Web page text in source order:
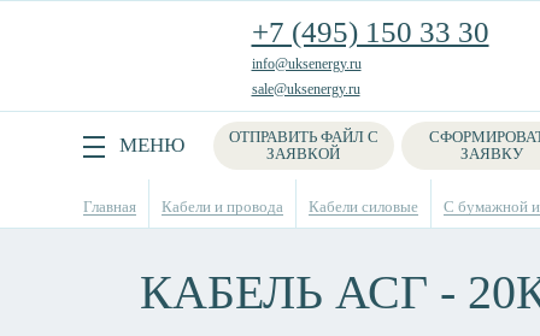
+7 (495) 150 33 30
info@uksenergy.ru
sale@uksenergy.ru
МЕНЮ
ОТПРАВИТЬ ФАЙЛ С
ЗАЯВКОЙ
ЗАЯВКУ
Поиск
Главная Кабели и провода Кабели силовые С бумажной
КАБЕЛЬ АСГ -